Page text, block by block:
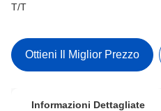
T/T
Ottieni Il Miglior Prezzo
Informazioni Dettagliate